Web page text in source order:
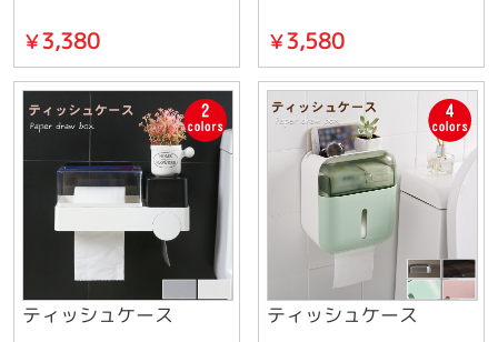
￥3,380 ￥3,580
ティッシュケース ティッシュケース